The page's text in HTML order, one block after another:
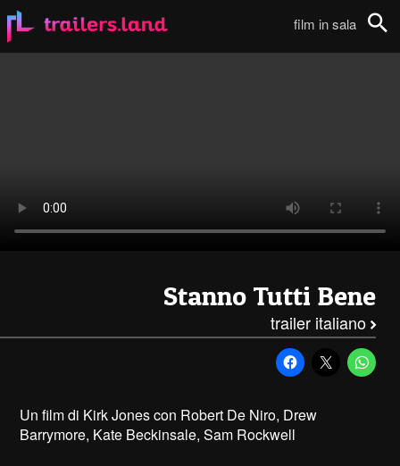
film in sala
Stanno Tutti Bene
trailer italiano
Un film di Kirk Jones con Robert De Niro, Drew
Barrymore, Kate Beckinsale, Sam Rockwell